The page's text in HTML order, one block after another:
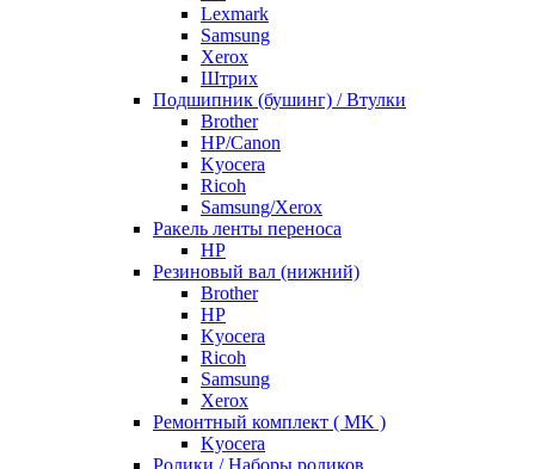
Lexmark
Samsung
Xerox
Штрих
Подшипник (бушинг) / Втулки
Brother
HP/Canon
Kyocera
Ricoh
Samsung/Xerox
Ракель ленты переноса
HP
Резиновый вал (нижний)
Brother
HP
Kyocera
Ricoh
Samsung
Xerox
Ремонтный комплект ( MK )
Kyocera
Ролики / Наборы роликов